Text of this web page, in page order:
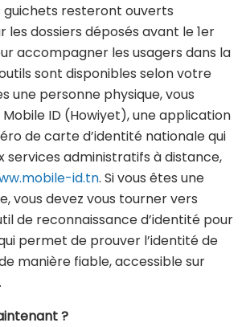
guichets resteront ouverts
les dossiers déposés avant le 1er
accompagner les usagers dans la
sont disponibles selon votre
une personne physique, vous
ID (Howiyet), une application
de carte d’identité nationale qui
services administratifs à distance,
id.tn. Si vous êtes une
vous devez vous tourner vers
de reconnaissance d’identité pour
permet de prouver l’identité de
manière fiable, accessible sur
.
?